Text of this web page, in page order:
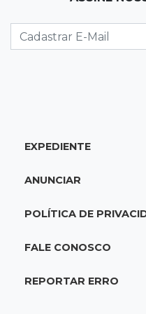
refinanciem dívidas
22:48Concurso 3.041
na Mega-Sena
Pantanal passa a ter
EXPEDIENTE
ANUNCIAR
POLÍTICA DE
FALE CONOSCO
REPORTAR ERRO